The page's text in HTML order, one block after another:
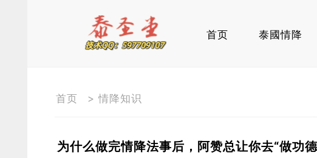
首页 泰國情降
首页 >情降知识
为什么做完情降法事后，阿赞总让你去“做功德